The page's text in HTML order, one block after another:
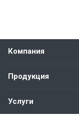
Компания
Продукция
Услуги